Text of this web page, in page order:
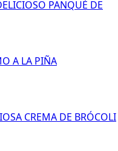
PANQUÈ DE
A LA PIÑA
CREMA DE BRÓCOLI